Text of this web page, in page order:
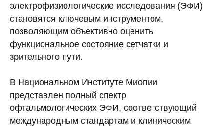
электрофизиологические исследования (ЭФИ)
становятся ключевым инструментом,
позволяющим объективно оценить
функциональное состояние сетчатки и
зрительного пути.
В Национальном Институте Миопии
представлен полный спектр
офтальмологических ЭФИ, соответствующий
международным стандартам и клиническим